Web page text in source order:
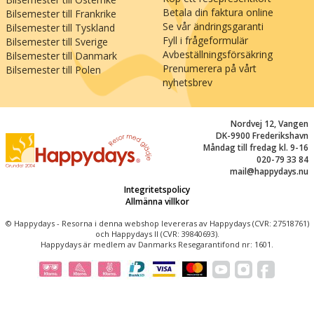
km) mixas de charmigaste sydtyska traditionerna
med bayersk öl, bratwurst och tusen års historia.
Men var inte för optimistisk med att avsätta tid
för utflykter på din bilsemester för i romantiska
Rothenburg ob der Tauber finns det verkligen
något att skriva om på vykorten till dem där
hemma!
Bilsemester till Frankrike
Bilsemester till Tyskland
Bilsemester till Sverige
Bilsemester till Danmark
Bilsemester till Polen
Betala din faktura online
Se vår ändringsgaranti
Fyll i frågeformulär
Avbeställningsförsäkring
Prenumerera på vårt
nyhetsbrev
Nordvej 12, Vangen
DK-9900 Frederikshavn
Måndag till fredag kl. 9-16
020-79 33 84
mail@happydays.nu
Integritetspolicy
Allmänna villkor
© Happydays - Resorna i denna webshop levereras av Happydays (CVR: 27518761)
och Happydays II (CVR: 39840693).
Happydays är medlem av Danmarks Resegarantifond nr: 1601.